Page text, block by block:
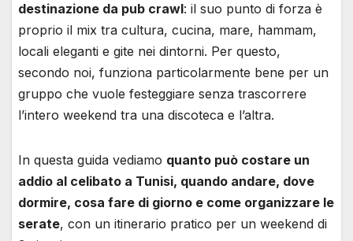
destinazione da pub crawl: il suo punto di forza è
proprio il mix tra cultura, cucina, mare, hammam,
locali eleganti e gite nei dintorni. Per questo,
secondo noi, funziona particolarmente bene per un
gruppo che vuole festeggiare senza trascorrere
l’intero weekend tra una discoteca e l’altra.
In questa guida vediamo quanto può costare un
addio al celibato a Tunisi, quando andare, dove
dormire, cosa fare di giorno e come organizzare le
serate, con un itinerario pratico per un weekend di